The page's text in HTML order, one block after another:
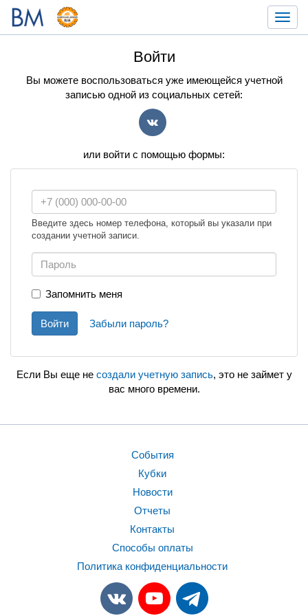
Войти
Вы можете воспользоваться уже имеющейся учетной
записью одной из социальных сетей:
или войти с помощью формы:
Введите здесь номер телефона, который вы указали при
создании учетной записи.
Запомнить меня
Войти Забыли пароль?
Если Вы еще не создали учетную запись, это не займет у
вас много времени.
События
Кубки
Новости
Отчеты
Контакты
Способы оплаты
Политика конфиденциальности